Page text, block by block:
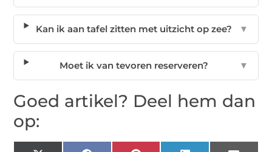
Kan ik aan tafel zitten met uitzicht op zee? ▼
Moet ik van tevoren reserveren? ▼
Goed artikel? Deel hem dan
op: